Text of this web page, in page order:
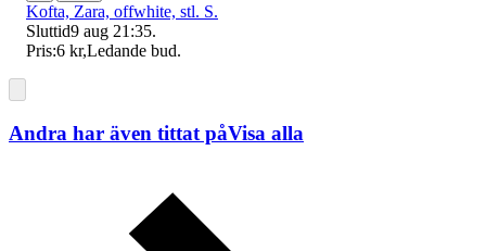
Kofta, Zara, offwhite, stl. S.
Sluttid9 aug 21:35.
Pris:6 kr,Ledande bud.
Andra har även tittat påVisa alla